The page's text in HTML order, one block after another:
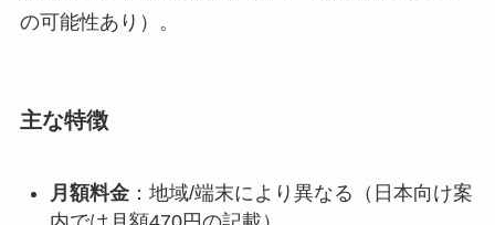
の可能性あり）。
主な特徴
月額料金：地域/端末により異なる（日本向け案